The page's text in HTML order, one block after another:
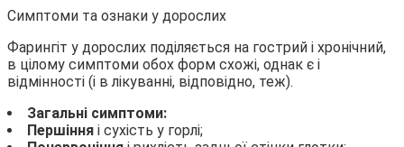
Симптоми та ознаки у дорослих
Фарингіт у дорослих поділяється на гострий і хронічний,
в цілому симптоми обох форм схожі, однак є і
відмінності (і в лікуванні, відповідно, теж).
Загальні симптоми:
Першіння і сухість у горлі;